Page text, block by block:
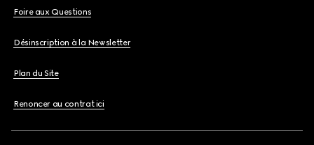
Foire aux Questions
Désinscription à la Newsletter
Plan du Site
Renoncer au contrat ici